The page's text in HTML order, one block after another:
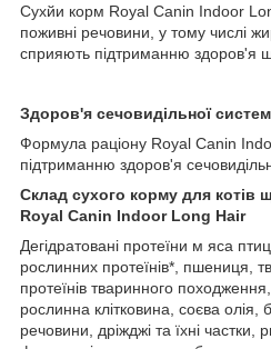
Сухйи корм Royal Canin Indoor
поживні речовини, у тому числі
сприяють підтриманню здоров'я
Здоров'я сечовидільної
Формула раціону Royal Canin
підтриманню здоров'я
Склад сухого корму для котів
Royal Canin Indoor Long Hair
Дегідратовані протеїни м яса
рослинних протеїнів*, пшениця,
протеїнів тваринного
рослинна клітковина, соєва олія,
речовини, дріжджі та їхні частки,